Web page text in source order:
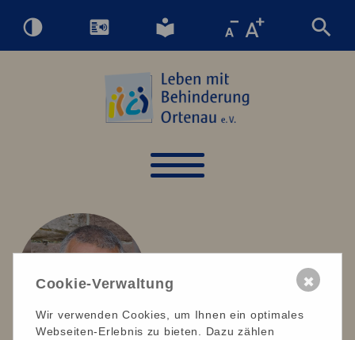
Cookie-Verwaltung
Wir verwenden Cookies, um Ihnen ein optimales
Webseiten-Erlebnis zu bieten. Dazu zählen
✖